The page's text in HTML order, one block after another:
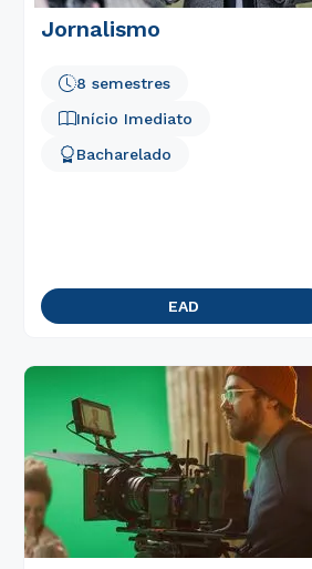
Jornalismo
Início Imediato
Bacharelado
8 semestres
EAD